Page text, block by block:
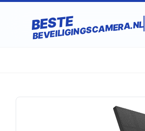
BESTE
BEVEILIGINGSCAMERA.NL